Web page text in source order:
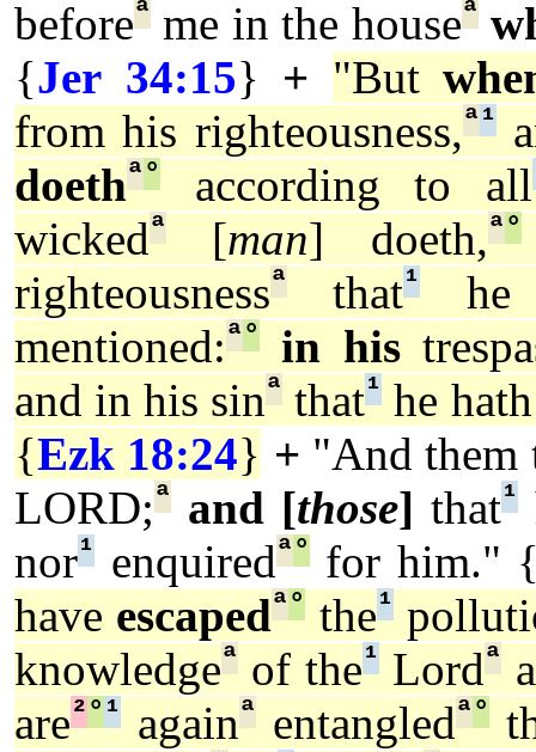
beforeª me in the houseª
{Jer 34:15} + "But
from his righteousness,ª¹
doethª° according to all
wickedª [man] doeth,ª°
righteousnessª that¹
he
mentioned:ª° in his
and in his sinª that¹ he
{Ezk 18:24} + "And them
LORD;ª and [those] that¹
nor¹ enquiredª°for him."
have escapedª° the¹
knowledgeª of the¹Lordª
are²° ¹ againª entangledª°